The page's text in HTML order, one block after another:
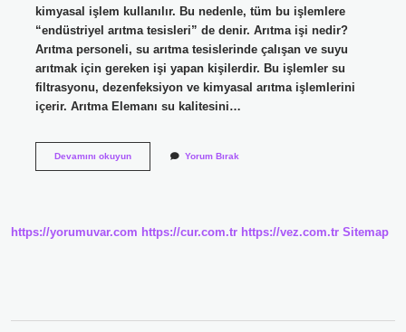
kimyasal işlem kullanılır. Bu nedenle, tüm bu işlemlere
“endüstriyel arıtma tesisleri” de denir. Arıtma işi nedir?
Arıtma personeli, su arıtma tesislerinde çalışan ve suyu
arıtmak için gereken işi yapan kişilerdir. Bu işlemler su
filtrasyonu, dezenfeksiyon ve kimyasal arıtma işlemlerini
içerir. Arıtma Elemanı su kalitesini…
Devamını okuyunArıtım
Yorum Bırak
https://yorumuvar.com https://cur.com.tr https://vez.com.tr Sitemap